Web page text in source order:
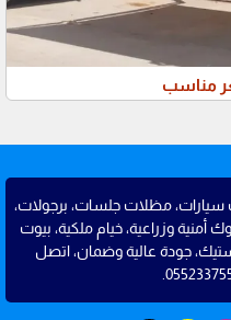
مناسب
مظلات جلسات، برجولات،
وزراعية، خيام ملكية، بيوت
جودة عالية وضمان، اتصل